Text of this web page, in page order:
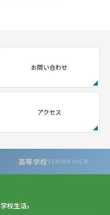
お問い合わせ
アクセス
高等学校SENIOR HIGH
学校生活